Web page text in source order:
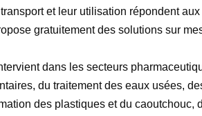
et leur utilisation répondent
gratuitement des solutions sur
dans les secteurs
du traitement des eaux usées,
des plastiques et du